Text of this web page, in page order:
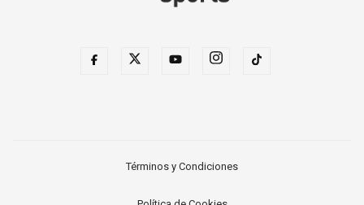
Términos y Condiciones